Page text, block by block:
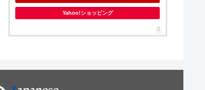
Yahoo!ショッピング